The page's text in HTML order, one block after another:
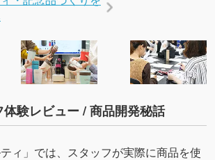
体験レビュー / 商品開発秘話
ティ」では、スタッフが実際に商品を使